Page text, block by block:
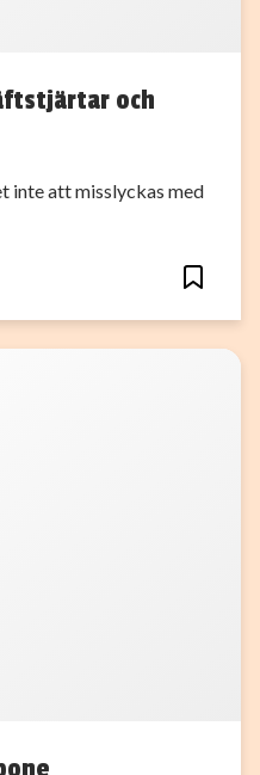
och
inte att misslyckas med